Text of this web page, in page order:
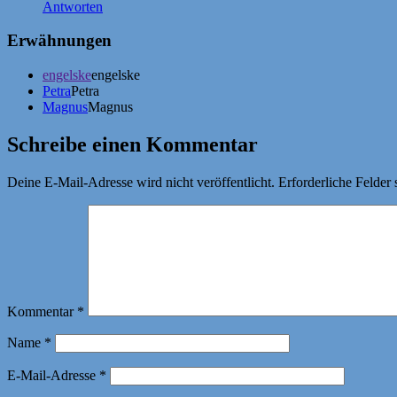
Antworten
Erwähnungen
engelskeengelske
PetraPetra
MagnusMagnus
Schreibe einen Kommentar
Deine E-Mail-Adresse wird nicht veröffentlicht. Erforderliche Felder
Kommentar *
Name *
E-Mail-Adresse *